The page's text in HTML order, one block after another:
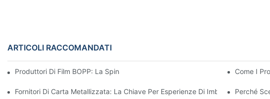
ARTICOLI RACCOMANDATI
Produttori Di Film BOPP: La Spina Dorsale Degli Imballaggi Flessibili Come I
Fornitori Di Carta Metallizzata: La Chiave Per Esperienze Di Imballaggio Di
Perché